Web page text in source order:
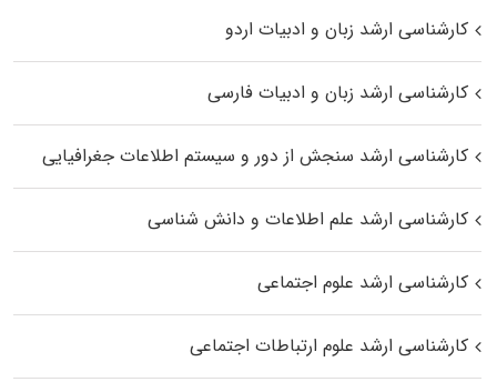
کارشناسی ارشد زبان و ادبیات اردو
کارشناسی ارشد زبان و ادبیات فارسی
کارشناسی ارشد سنجش از دور و سیستم اطلاعات جغرافیایی
کارشناسی ارشد علم اطلاعات و دانش شناسی
کارشناسی ارشد علوم اجتماعی
کارشناسی ارشد علوم ارتباطات اجتماعی